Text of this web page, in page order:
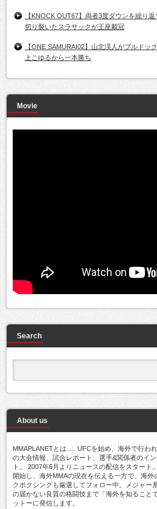
【KNOCK OUT67】両者3度ダウンを繰り
切り裂いたスラサックが王座戴冠
【ONE SAMURAI02】山北渓人がブルドッ
上こゆるから一本勝ち
Movie
Search
About us
MMAPLANETとは..... UFCを始め、海外で行わ
の大会情報、試合レポート、選手&関係者のイ
ト。 2007年6月よりニュースの配信をスタート
開始し、海外MMAの現在を伝える一方で、海外
クボクシングも厳選してフォロー中。メジャー
の届かない良質の格闘技まで「海外を知ること
ットーに発信します。